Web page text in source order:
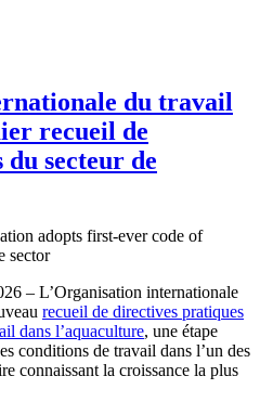
du travail
recueil de
secteur de
– L’Organisation internationale
recueil de directives pratiques
dans l’aquaculture, une étape
conditions de travail dans l’un des
connaissant la croissance la plus